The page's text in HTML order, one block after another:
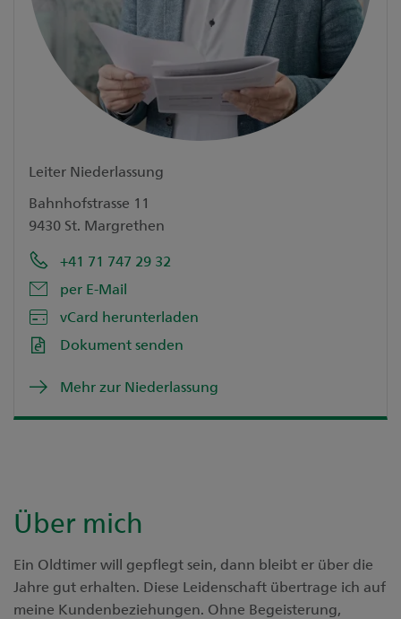
Kontakt
Medien
Digital Banking
Unsere Niederlassungen
Leiter Niederlassung
Bahnhofstrasse 11
9430 St. Margrethen
+41 71 747 29 32
per E-Mail
vCard herunterladen
Dokument senden
Mehr zur Niederlassung
Über mich
Ein Oldtimer will gepflegt sein, dann bleibt er über die
Jahre gut erhalten. Diese Leidenschaft übertrage ich auf
meine Kundenbeziehungen. Ohne Begeisterung,